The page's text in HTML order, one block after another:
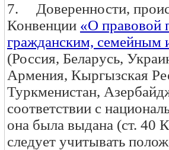
7. Доверенности,
Конвенции «О правовой
гражданским, семейным
(Россия, Беларусь,
Армения, Кыргызская
Туркменистан,
соответствии с
она была выдана (ст. 40
следует учитывать